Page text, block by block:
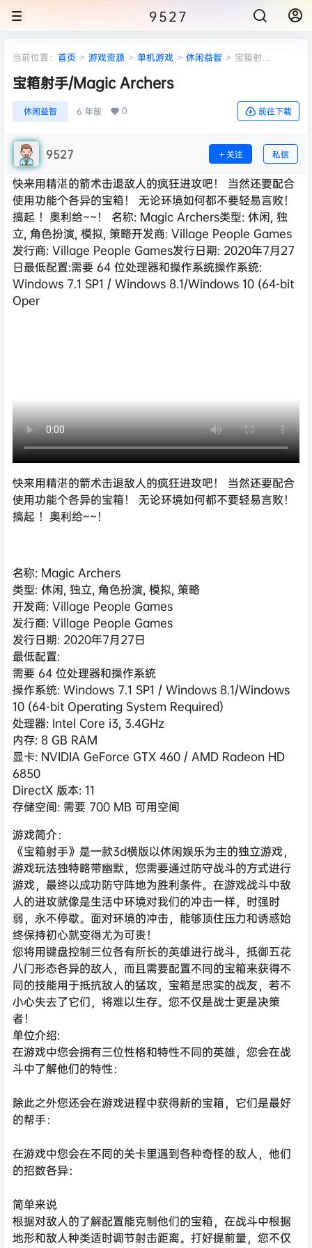
9527
当前位置： 首页 > 游戏资源 > 单机游戏 > 休闲益智 > 宝箱射
宝箱射手/Magic Archers
休闲益智 6 年前 0 前往下载
9527 关注 私信
快来用精湛的箭术击退敌人的疯狂进攻吧！ 当然还要配合
使用功能个各异的宝箱！ 无论环境如何都不要轻易言败！
搞起 ！奥利给~~！ 名称: Magic Archers类型: 休闲, 独
立, 角色扮演, 模拟, 策略开发商: Village People Games
发行商: Village People Games发行日期: 2020年7月27
日最低配置:需要 64 位处理器和操作系统操作系统:
Windows 7.1 SP1 / Windows 8.1/Windows 10 (64-bit
Oper
快来用精湛的箭术击退敌人的疯狂进攻吧！ 当然还要配合
使用功能个各异的宝箱！ 无论环境如何都不要轻易言败！
搞起 ！奥利给~~！
名称: Magic Archers
类型: 休闲, 独立, 角色扮演, 模拟, 策略
开发商: Village People Games
发行商: Village People Games
发行日期: 2020年7月27日
最低配置:
需要 64 位处理器和操作系统
操作系统: Windows 7.1 SP1 / Windows 8.1/Windows
10 (64-bit Operating System Required)
处理器: Intel Core i3, 3.4GHz
内存: 8 GB RAM
显卡: NVIDIA GeForce GTX 460 / AMD Radeon HD
6850
DirectX 版本: 11
存储空间: 需要 700 MB 可用空间
游戏简介：
《宝箱射手》是一款3d横版以休闲娱乐为主的独立游戏，
游戏玩法独特略带幽默，您需要通过防守战斗的方式进行
游戏，最终以成功防守阵地为胜利条件。在游戏战斗中敌
人的进攻就像是生活中环境对我们的冲击一样，时强时
弱，永不停歇。面对环境的冲击，能够顶住压力和诱惑始
终保持初心就变得尤为可贵！
您将用键盘控制三位各有所长的英雄进行战斗，抵御五花
八门形态各异的敌人，而且需要配置不同的宝箱来获得不
同的技能用于抵抗敌人的猛攻，宝箱是忠实的战友，若不
小心失去了它们，将难以生存。您不仅是战士更是决策
者！
单位介绍:
在游戏中您会拥有三位性格和特性不同的英雄，您会在战
斗中了解他们的特性：
除此之外您还会在游戏进程中获得新的宝箱，它们是最好
的帮手：
在游戏中您会在不同的关卡里遇到各种奇怪的敌人，他们
的招数各异：
简单来说
根据对敌人的了解配置能克制他们的宝箱，在战斗中根据
地形和敌人种类适时调节射击距离。打好提前量，您不仅